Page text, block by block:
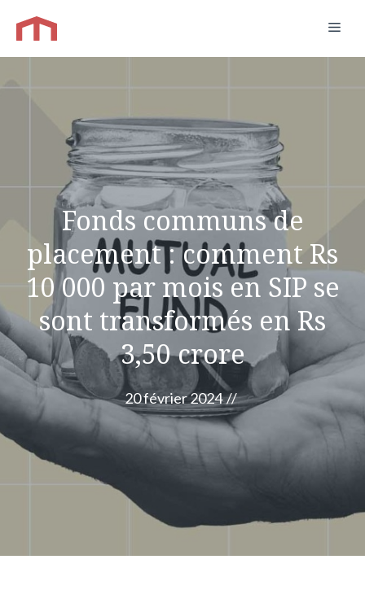
contenu
Fonds communs de
placement : comment Rs
10 000 par mois en SIP se
sont transformés en Rs
3,50 crore
20 février 2024 //